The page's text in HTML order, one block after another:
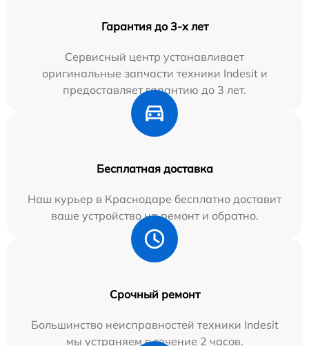
Гарантия до 3-х лет
Сервисный центр устанавливает
оригинальные запчасти техники Indesit и
предоставляет гарантию до 3 лет.
Бесплатная доставка
Наш курьер в Краснодаре бесплатно доставит
ваше устройство на ремонт и обратно.
Срочный ремонт
Большинство неисправностей техники Indesit
мы устраняем в течение 2 часов.